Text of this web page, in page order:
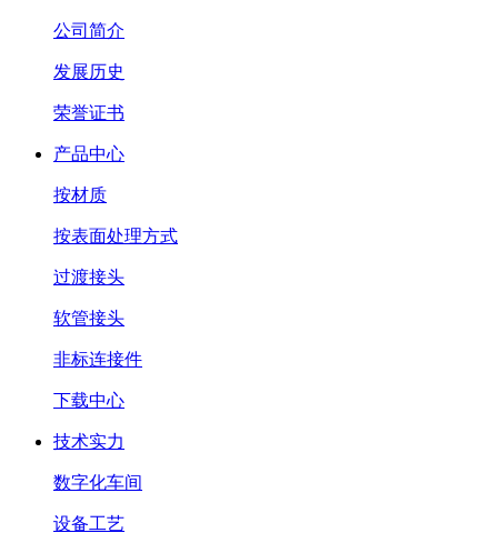
公司简介
发展历史
荣誉证书
产品中心
按材质
按表面处理方式
过渡接头
软管接头
非标连接件
下载中心
技术实力
数字化车间
设备工艺